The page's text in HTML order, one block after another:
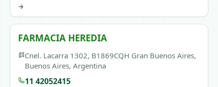
→
FARMACIA HEREDIA
Cnel. Lacarra 1302, B1869CQH Gran Buenos Aires,
Buenos Aires, Argentina
11 42052415